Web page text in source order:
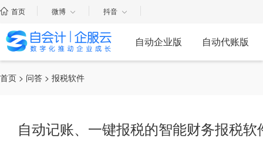
首页 微博 抖音
自动企业版 自动代账版
首页 > 问答 > 报税软件
自动记账、一键报税的智能财务报税软